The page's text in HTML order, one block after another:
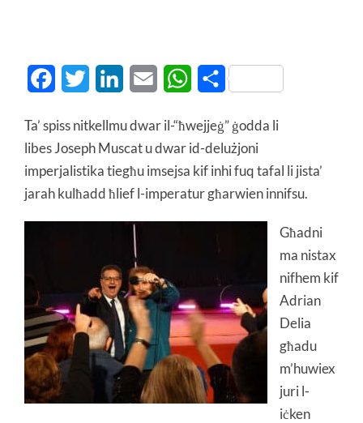
FacebookTwitter LinkedInEmail WhatsApp
Share
Ta’ spiss nitkellmu dwar il-“ħwejjeġ” ġodda li
libes Joseph Muscat u dwar id-delużjoni
imperjalistika tiegħu imsejsa kif inhi fuq tafal li jista’
jarah kulħadd ħlief l-imperatur għarwien innifsu.
Għadni
ma nistax
nifhem kif
Adrian
Delia
għadu
m’huwiex
juri l-
iċken